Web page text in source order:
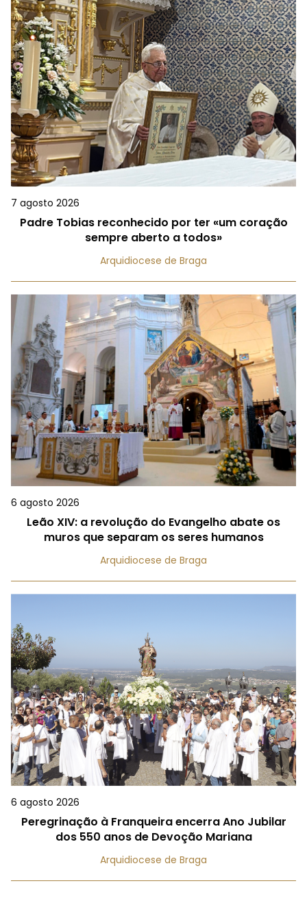
7 agosto 2026
Padre Tobias reconhecido por ter «um coração
sempre aberto a todos»
Arquidiocese de Braga
6 agosto 2026
Leão XIV: a revolução do Evangelho abate os
muros que separam os seres humanos
Arquidiocese de Braga
6 agosto 2026
Peregrinação à Franqueira encerra Ano Jubilar
dos 550 anos de Devoção Mariana
Arquidiocese de Braga